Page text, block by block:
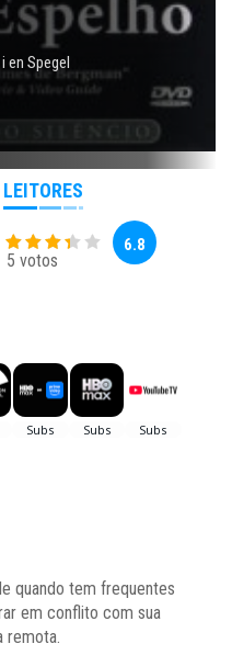
en Spegel
LEITORES
5 votos
6.8
quando tem frequentes
em conflito com sua
remota.